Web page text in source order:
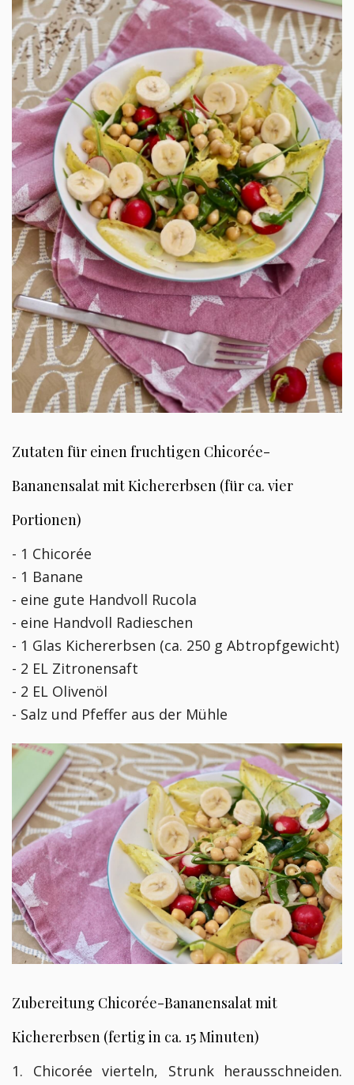
Zutaten für einen fruchtigen Chicorée-
Bananensalat mit Kichererbsen (für ca. vier
Portionen)
- 1 Chicorée
- 1 Banane
- eine gute Handvoll Rucola
- eine Handvoll Radieschen
- 1 Glas Kichererbsen (ca. 250 g Abtropfgewicht)
- 2 EL Zitronensaft
- 2 EL Olivenöl
- Salz und Pfeffer aus der Mühle
Zubereitung Chicorée-Bananensalat mit
Kichererbsen (fertig in ca. 15 Minuten)
1. Chicorée vierteln, Strunk herausschneiden.